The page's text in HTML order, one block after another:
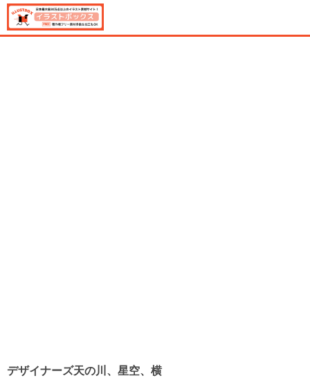
デザイナーズ天の川、星空、横